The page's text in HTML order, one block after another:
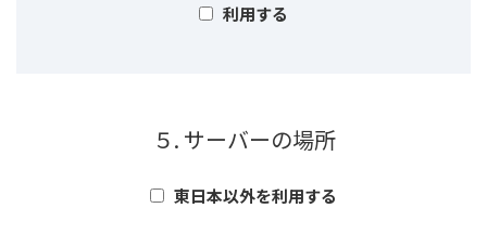
利用する
５. サーバーの場所
東日本以外を利用する